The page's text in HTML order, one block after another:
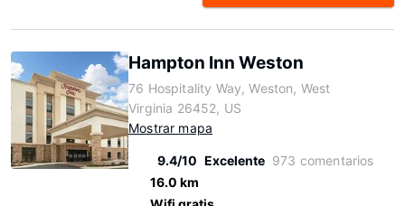
Hampton Inn Weston
76 Hospitality Way, Weston, West
Virginia 26452, US
Mostrar mapa
9.4/10 Excelente 973 comentarios
16.0 km